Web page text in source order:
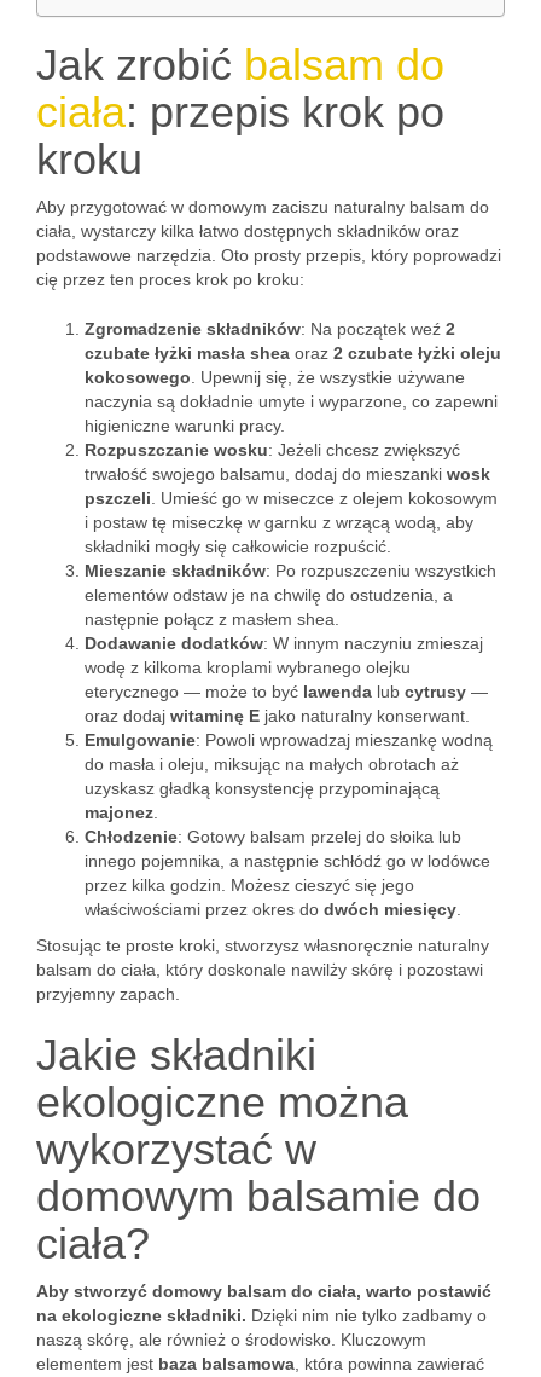
Jak zrobić balsam do
ciała: przepis krok po
kroku
Aby przygotować w domowym zaciszu naturalny balsam do
ciała, wystarczy kilka łatwo dostępnych składników oraz
podstawowe narzędzia. Oto prosty przepis, który poprowadzi
cię przez ten proces krok po kroku:
Zgromadzenie składników: Na początek weź 2
czubate łyżki masła shea oraz 2 czubate łyżki oleju
kokosowego . Upewnij się, że wszystkie używane
naczynia są dokładnie umyte i wyparzone, co zapewni
higieniczne warunki pracy.
Rozpuszczanie wosku: Jeżeli chcesz zwiększyć
trwałość swojego balsamu, dodaj do mieszanki wosk
pszczeli . Umieść go w miseczce z olejem kokosowym
i postaw tę miseczkę w garnku z wrzącą wodą, aby
składniki mogły się całkowicie rozpuścić.
Mieszanie składników: Po rozpuszczeniu wszystkich
elementów odstaw je na chwilę do ostudzenia, a
następnie połącz z masłem shea.
Dodawanie dodatków: W innym naczyniu zmieszaj
wodę z kilkoma kroplami wybranego olejku
eterycznego — może to być lawenda lub cytrusy —
oraz dodaj witaminę E jako naturalny konserwant.
Emulgowanie: Powoli wprowadzaj mieszankę wodną
do masła i oleju, miksując na małych obrotach aż
uzyskasz gładką konsystencję przypominającą
majonez
Chłodzenie: Gotowy balsam przelej do słoika lub
innego pojemnika, a następnie schłódź go w lodówce
przez kilka godzin. Możesz cieszyć się jego
właściwościami przez okres do dwóch miesięcy
Stosując te proste kroki, stworzysz własnoręcznie naturalny
balsam do ciała, który doskonale nawilży skórę i pozostawi
przyjemny zapach.
Jakie składniki
ekologiczne można
wykorzystać w
domowym balsamie do
ciała?
Aby stworzyć domowy balsam do ciała, warto postawić
na ekologiczne składniki. Dzięki nim nie tylko zadbamy o
naszą skórę, ale również o środowisko. Kluczowym
elementem jest baza balsamowa , która powinna zawierać